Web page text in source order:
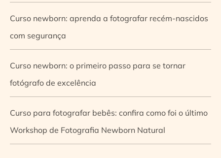
Curso newborn: aprenda a fotografar recém-nascidos
com segurança
Curso newborn: o primeiro passo para se tornar
fotógrafo de excelência
Curso para fotografar bebês: confira como foi o último
Workshop de Fotografia Newborn Natural